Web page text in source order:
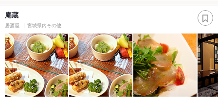
庵蔵
居酒屋 宮城県内その他